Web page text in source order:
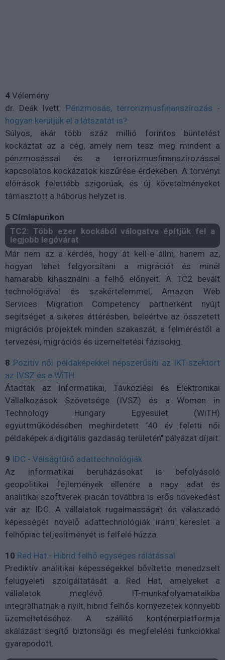
4 Vélemény
dr. Deák Ivett: Pénzmosás, terrorizmusfinanszírozás -
hogyan kerüljük el a látszatát is?
Súlyos, akár több száz millió forintos büntetést
kockáztat az a cég, amely nem tesz meg mindent a
pénzmosással és a terrorizmusfinanszírozással
kapcsolatos kockázatok kiszűrése érdekében. A törvényi
előírások felettébb szigorúak, és új követelményeket
támasztott a háborús helyzet is.
5 Címlapunkon
TC2: Több ezer kockából válogatva építjük fel a
legjobb legóvárat
Már nem az a kérdés, hogy át kell-e állni, hanem az,
hogyan lehet felgyorsítani a migrációt és minél
hamarabb kihasználni a felhő előnyeit. A TC2 bevált
technológiával és szakértelemmel, Amazon Web
Services Migration Competency partnerként nyújt
segítséget a sikeres áttérésben, beleértve az összetett
migrációs projektek minden szakaszát, a felméréstől a
tervezési, migrációs és üzemeltetési fázisokig.
8 Pozitív női példaképekkel népszerűsíti az IKT-szektort
az IVSZ és a WiTH
Átadták az Informatikai, Távközlési és Elektronikai
Vállalkozások Szövetsége (IVSZ) és a Women in
Technology Hungary Egyesület (WiTH)
együttműködésében meghirdetett "40 év feletti női
példaképek a digitális gazdaság területén" pályázat díjait.
9 IDC - Válságtűrő adattechnológiák
Az informatikai beruházásokat is befolyásoló
geopolitikai fejlemények ellenére a nagy adat és
analitikai szoftverek piacán továbbra is erős növekedést
vár az IDC. A vállalatok rugalmasságát és válaszadó
képességét növelő adattechnológiák iránti kereslet a
felhőpiac teljesítményét is felfelé húzza.
10 Red Hat - Hibrid felhő egységes rálátással
Prediktív analitikai képességekkel bővítette menedzselt
felügyeleti szolgáltatását a Red Hat, amelyeket a
vállalatok meglévő IT-munkafolyamataikba
integrálhatnak a nyílt, hibrid felhős környezetek könnyebb
üzemeltetéséhez. A szállító konténerplatformja
skálázást segítő biztonsági és megfelelési funkciókkal
gyarapodott.